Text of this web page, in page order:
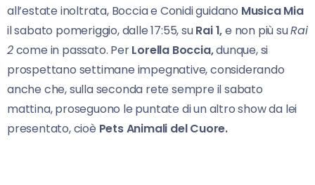
all’estate inoltrata, Boccia e Conidi guidano Musica Mia
il sabato pomeriggio, dalle 17:55, suRai 1,e non più suRai
2come in passato. PerLorella Boccia,dunque, si
prospettano settimane impegnative, considerando
anche che, sulla seconda rete sempre il sabato
mattina, proseguono le puntate di un altro show da lei
presentato, cioè Pets Animali del Cuore.